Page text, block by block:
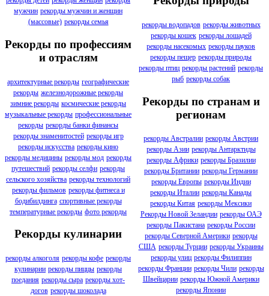
мужчин рекорды мужчин и женщин
(массовые) рекорды семья
Рекорды по профессиям
и отраслям
архитектурные рекорды географические
рекорды железнодорожные рекорды
зимние рекорды космические рекорды
музыкальные рекорды профессиональные
рекорды рекорды банки финансы
рекорды знаменитостей рекорды игр
рекорды искусства рекорды кино
рекорды медицины рекорды мод рекорды
путешествий рекорды селфи рекорды
сельского хозяйства рекорды технологий
рекорды фильмов рекорды фитнеса и
бодибилдинга спортивные рекорды
температурные рекорды фото рекорды
Рекорды кулинарии
рекорды алкоголя рекорды кофе рекорды
кулинарии рекорды пиццы рекорды
поедания рекорды сыра рекорды хот-
догов рекорды шоколада
рекорды водопадов рекорды животных
рекорды кошек рекорды лошадей
рекорды насекомых рекорды пауков
рекорды пещер рекорды природы
рекорды птиц рекорды растений рекорды
рыб рекорды собак
Рекорды по странам и
регионам
рекорды Австралии рекорды Австрии
рекорды Азии рекорды Антарктиды
рекорды Африки рекорды Бразилии
рекорды Британии рекорды Германии
рекорды Европы рекорды Индии
рекорды Италии рекорды Канады
рекорды Китая рекорды Мексики
Рекорды Новой Зеландии рекорды ОАЭ
рекорды Пакистана рекорды России
рекорды Северной Америки рекорды
США рекорды Турции рекорды Украины
рекорды улиц рекорды Филиппин
рекорды Франции рекорды Чили рекорды
Швейцарии рекорды Южной Америки
рекорды Японии